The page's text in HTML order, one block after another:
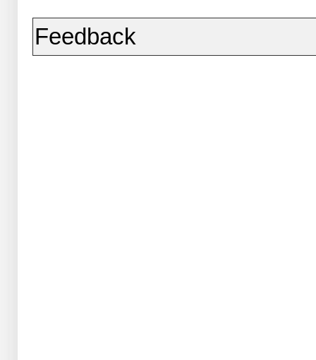
Feedback